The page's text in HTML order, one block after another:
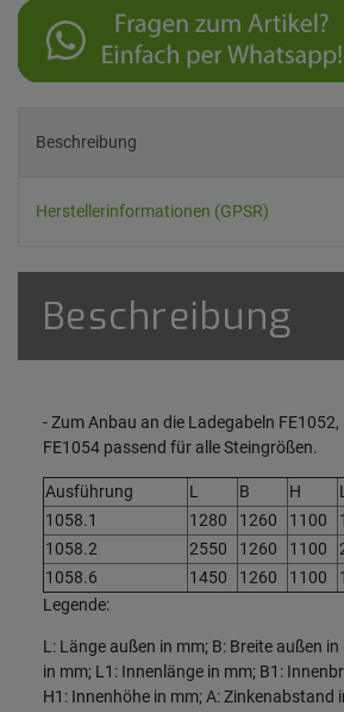
Beschreibung
Herstellerinformationen (GPSR)
Beschreibung
- Zum Anbau an die Ladegabeln FE1052,
FE1054 passend für alle Steingrößen.
Ausführung L B H
1058.1
1280 1260 1100
1058.2
2550 1260 1100
1058.6
1450 1260 1100
Legende:
L: Länge außen in mm; B: Breite außen
in mm; L1: Innenlänge in mm; B1:
H1: Innenhöhe in mm; A: Zinkenabstand